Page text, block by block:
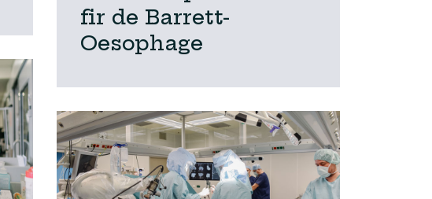
fir de Barrett-
Oesophage